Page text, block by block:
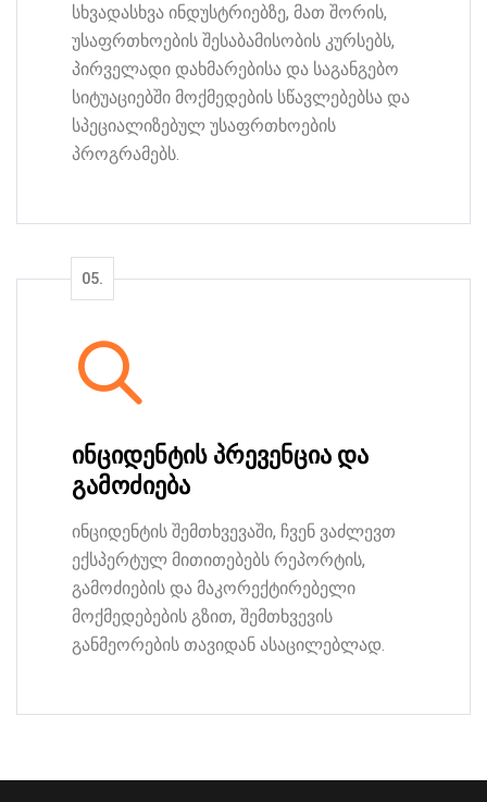
სხვადასხვა ინდუსტრიებზე, მათ შორის,
უსაფრთხოების შესაბამისობის კურსებს,
პირველადი დახმარებისა და საგანგებო
სიტუაციებში მოქმედების სწავლებებსა და
სპეციალიზებულ უსაფრთხოების
პროგრამებს.
ინციდენტის პრევენცია და
გამოძიება
ინციდენტის შემთხვევაში, ჩვენ ვაძლევთ
ექსპერტულ მითითებებს რეპორტის,
გამოძიების და მაკორექტირებელი
მოქმედებების გზით, შემთხვევის
განმეორების თავიდან ასაცილებლად.